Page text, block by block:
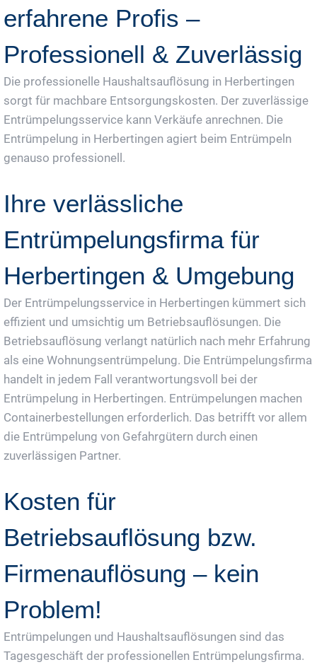
erfahrene Profis –
Professionell & Zuverlässig
Die professionelle Haushaltsauflösung in Herbertingen
sorgt für machbare Entsorgungskosten. Der zuverlässige
Entrümpelungsservice kann Verkäufe anrechnen. Die
Entrümpelung in Herbertingen agiert beim Entrümpeln
genauso professionell.
Ihre verlässliche
Entrümpelungsfirma für
Herbertingen & Umgebung
Der Entrümpelungsservice in Herbertingen kümmert sich
effizient und umsichtig um Betriebsauflösungen. Die
Betriebsauflösung verlangt natürlich nach mehr Erfahrung
als eine Wohnungsentrümpelung. Die Entrümpelungsfirma
handelt in jedem Fall verantwortungsvoll bei der
Entrümpelung in Herbertingen. Entrümpelungen machen
Containerbestellungen erforderlich. Das betrifft vor allem
die Entrümpelung von Gefahrgütern durch einen
zuverlässigen Partner.
Kosten für
Betriebsauflösung bzw.
Firmenauflösung – kein
Problem!
Entrümpelungen und Haushaltsauflösungen sind das
Tagesgeschäft der professionellen Entrümpelungsfirma.